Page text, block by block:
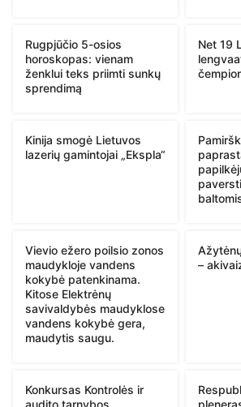
Rugpjūčio 5-osios
horoskopas: vienam
ženklui teks priimti sunkų
sprendimą
Net 19
Kinija smogė Lietuvos
lazerių gamintojai „Ekspla“
Vievio ežero poilsio zonos
maudykloje vandens
kokybė patenkinama.
Kitose Elektrėnų
savivaldybės maudyklose
vandens kokybė gera,
maudytis saugu.
–
Konkursas Kontrolės ir
audito tarnybos